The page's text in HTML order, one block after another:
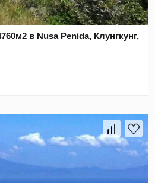
в Nusa Penida, Клунгкунг,